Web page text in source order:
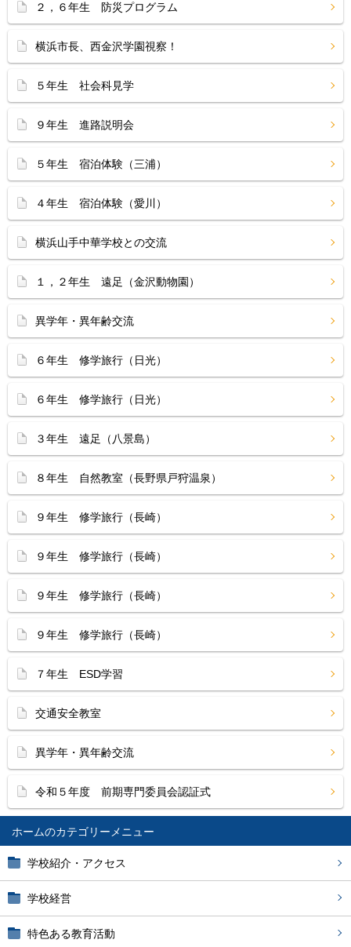
ホーム
学校紹介・アクセス
学校経営
特色ある教育活動
２，６年生 防災プログラム
横浜市長、西金沢学園視察！
５年生 社会科見学
９年生 進路説明会
５年生 宿泊体験（三浦）
４年生 宿泊体験（愛川）
横浜山手中華学校との交流
１，２年生 遠足（金沢動物園）
異学年・異年齢交流
６年生 修学旅行（日光）
６年生 修学旅行（日光）
３年生 遠足（八景島）
８年生 自然教室（長野県戸狩温泉）
９年生 修学旅行（長崎）
９年生 修学旅行（長崎）
９年生 修学旅行（長崎）
９年生 修学旅行（長崎）
７年生 ESD学習
交通安全教室
異学年・異年齢交流
令和５年度 前期専門委員会認証式